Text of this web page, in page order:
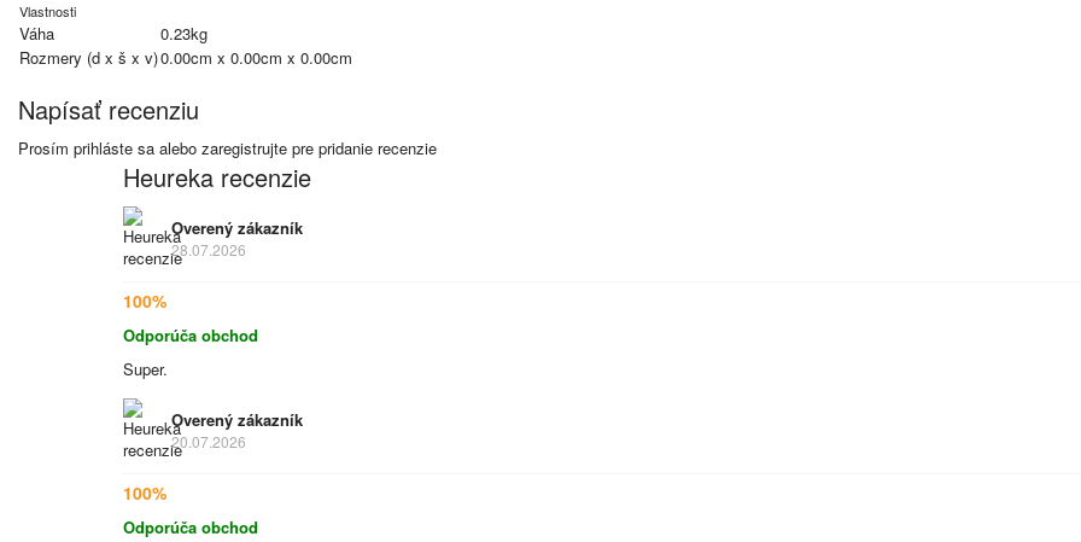
Vlastnosti
Váha
0.23kg
Rozmery (d x š x v)0.00cm x 0.00cm x 0.00cm
Napísať recenziu
Prosím prihláste sa alebo zaregistrujte pre pridanie recenzie
Heureka recenzie
Overený zákazník
28.07.2026
100%
Odporúča obchod
Super.
Overený zákazník
20.07.2026
100%
Odporúča obchod